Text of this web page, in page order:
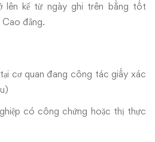
lên kể từ ngày ghi trên bằng tốt
đẳng.
cơ quan đang công tác giấy xác
có công chứng hoặc thị thực